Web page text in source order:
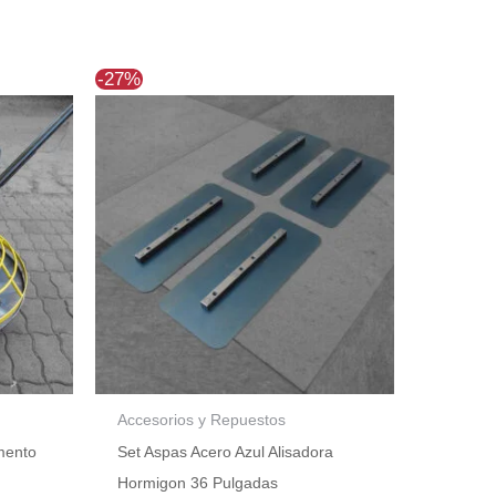
-27%
Accesorios y Repuestos
Set Aspas Acero Azul Alisadora
Hormigon 36 Pulgadas
precio
original
$56.640.
precio
actual
$41.190.